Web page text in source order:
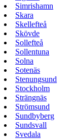
Simrishamn
Skara
Skellefteå
Skövde
Sollefteå
Sollentuna
Solna
Sotenäs
Stenungsund
Stockholm
Strängnäs
Strömsund
Sundbyberg
Sundsvall
Svedala